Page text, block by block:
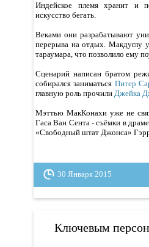
Индейское племя хранит и
искусство бегать.
Веками они разрабатывают
перерыва на отдых. Макдуглу
тараумара, что позволило ему
Сценарий написан братом
собирался заниматься Питер
главную роль прочили Джейка
Мэттью МакКонахи уже не
Гаса Ван Сента - съёмки в
«Свободный штат Джонса»
30 Января 2015
Ключевым